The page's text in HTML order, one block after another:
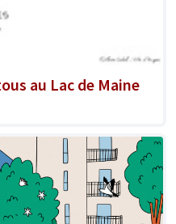
au Lac de Maine